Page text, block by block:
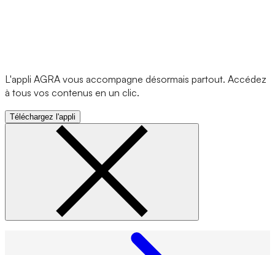
L'appli AGRA vous accompagne désormais partout. Accédez
à tous vos contenus en un clic.
Téléchargez l'appli